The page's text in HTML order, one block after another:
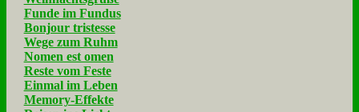
Funde im Fundus
Bonjour tristesse
Wege zum Ruhm
Nomen est omen
Reste vom Feste
Einmal im Leben
Memory-Effekte